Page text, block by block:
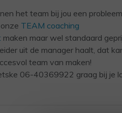
het team bij jou een
TEAM coaching
maken maar wel standaard
uit de manager haalt, dat
team van maken!
06-40369922 graag bij je